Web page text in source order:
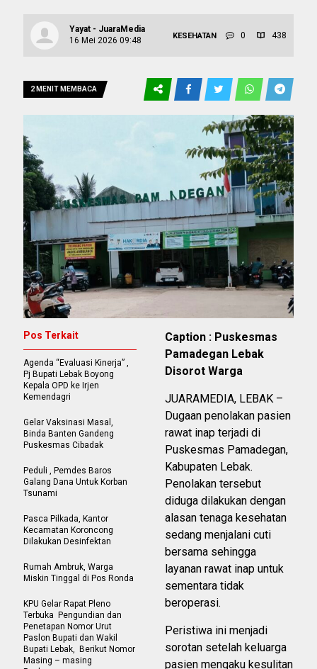
Yayat - JuaraMedia
16 Mei 2026 09:48
KESEHATAN 0 438
2 MENIT MEMBACA
Caption : Puskesmas
Pamadegan Lebak
Disorot Warga
JUARAMEDIA, LEBAK –
Dugaan penolakan pasien
rawat inap terjadi di
Puskesmas Pamadegan,
Kabupaten Lebak.
Penolakan tersebut
diduga dilakukan dengan
alasan tenaga kesehatan
sedang menjalani cuti
bersama sehingga
layanan rawat inap untuk
sementara tidak
beroperasi.
Peristiwa ini menjadi
sorotan setelah keluarga
pasien mengaku kesulitan
Pos Terkait
Agenda “Evaluasi Kinerja” ,
Pj Bupati Lebak Boyong
Kepala OPD ke Irjen
Kemendagri
Gelar Vaksinasi Masal,
Binda Banten Gandeng
Puskesmas Cibadak
Peduli , Pemdes Baros
Galang Dana Untuk Korban
Tsunami
Pasca Pilkada, Kantor
Kecamatan Koroncong
Dilakukan Desinfektan
Rumah Ambruk, Warga
Miskin Tinggal di Pos Ronda
KPU Gelar Rapat Pleno
Terbuka Pengundian dan
Penetapan Nomor Urut
Paslon Bupati dan Wakil
Bupati Lebak, Berikut Nomor
Masing – masing